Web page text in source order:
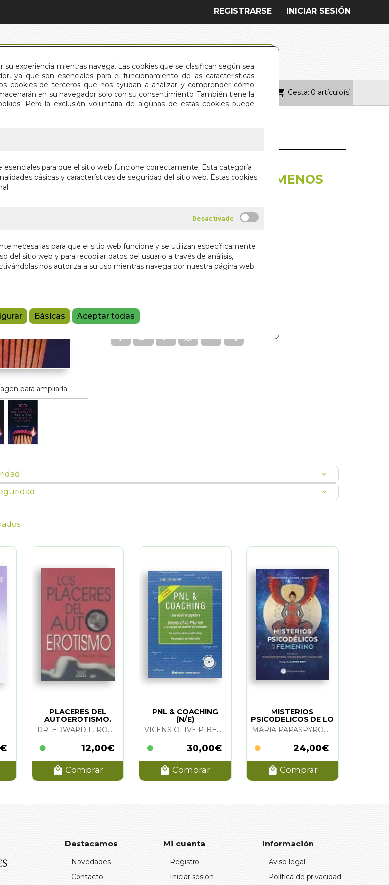
su experiencia mientras navega. Las cookies que se clasifican según sea
ya que son esenciales para el funcionamiento de las características
cookies de terceros que nos ayudan a analizar y comprender cómo
en su navegador solo con su consentimiento. También tiene la
Pero la exclusión voluntaria de algunas de estas cookies puede
esenciales para que el sitio web funcione correctamente. Esta categoría
básicas y características de seguridad del sitio web. Estas cookies
necesarias para que el sitio web funcione y se utilizan específicamente
del sitio web y para recopilar datos del usuario a través de análisis,
nos autoriza a su uso mientras navega por nuestra página web.
Básicas Aceptar todas
INICIAR SESIÓN
REGISTRARSE
QUIÉNES SOMOS CONTACTO Cesta: 0 artículo(s)
para ampliarla
100 PREGUNTAS QUE
CAMBIARAN TU VIDA EN MENOS
4,95 €
9788497774239
PLACERES DEL
AUTOEROTISMO.
LOS
DR. EDWARD L. ROWAN
12,00€
Comprar
PNL & COACHING
(N/E)
VICENS OLIVE PIBERNAT
30,00€
Comprar
MISTERIOS
PSICODELICOS DE LO
FEMENINO
MARIA PAPASPYROU, CHIARA BALDINI Y DAVID LUKE
24,00€
Comprar
Destacamos
Novedades
Contacto
Mi cuenta
Registro
Iniciar sesión
Información
Aviso legal
Política de privacidad